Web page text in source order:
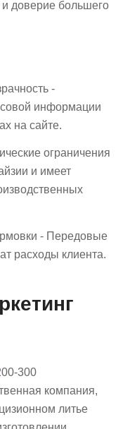
доверие большего
-
информации
на сайте.
ограничения
и имеет
- Передовые
расходы клиента.
300
компания,
литье